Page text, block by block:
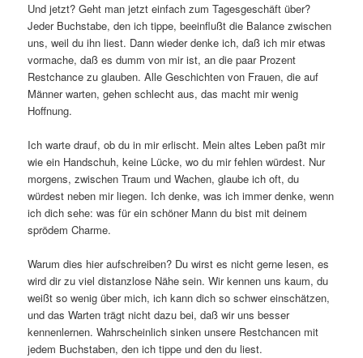
Und jetzt? Geht man jetzt einfach zum Tagesgeschäft über?
Jeder Buchstabe, den ich tippe, beeinflußt die Balance zwischen
uns, weil du ihn liest. Dann wieder denke ich, daß ich mir etwas
vormache, daß es dumm von mir ist, an die paar Prozent
Restchance zu glauben. Alle Geschichten von Frauen, die auf
Männer warten, gehen schlecht aus, das macht mir wenig
Hoffnung.
Ich warte drauf, ob du in mir erlischt. Mein altes Leben paßt mir
wie ein Handschuh, keine Lücke, wo du mir fehlen würdest. Nur
morgens, zwischen Traum und Wachen, glaube ich oft, du
würdest neben mir liegen. Ich denke, was ich immer denke, wenn
ich dich sehe: was für ein schöner Mann du bist mit deinem
sprödem Charme.
Warum dies hier aufschreiben? Du wirst es nicht gerne lesen, es
wird dir zu viel distanzlose Nähe sein. Wir kennen uns kaum, du
weißt so wenig über mich, ich kann dich so schwer einschätzen,
und das Warten trägt nicht dazu bei, daß wir uns besser
kennenlernen. Wahrscheinlich sinken unsere Restchancen mit
jedem Buchstaben, den ich tippe und den du liest.